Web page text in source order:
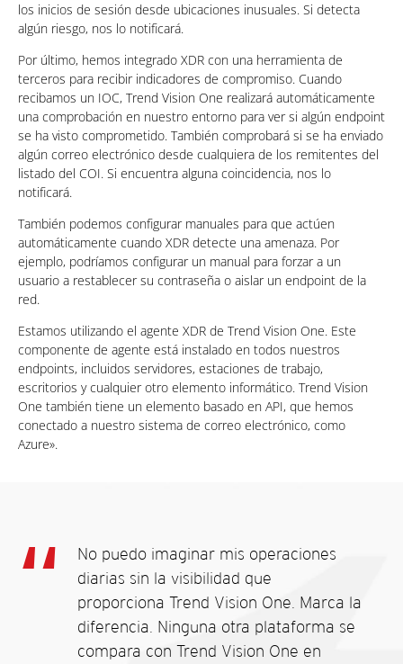
los inicios de sesión desde ubicaciones inusuales. Si detecta
algún riesgo, nos lo notificará.
Por último, hemos integrado XDR con una herramienta de
terceros para recibir indicadores de compromiso. Cuando
recibamos un IOC, Trend Vision One realizará automáticamente
una comprobación en nuestro entorno para ver si algún endpoint
se ha visto comprometido. También comprobará si se ha enviado
algún correo electrónico desde cualquiera de los remitentes del
listado del COI. Si encuentra alguna coincidencia, nos lo
notificará.
También podemos configurar manuales para que actúen
automáticamente cuando XDR detecte una amenaza. Por
ejemplo, podríamos configurar un manual para forzar a un
usuario a restablecer su contraseña o aislar un endpoint de la
red.
Estamos utilizando el agente XDR de Trend Vision One. Este
componente de agente está instalado en todos nuestros
endpoints, incluidos servidores, estaciones de trabajo,
escritorios y cualquier otro elemento informático. Trend Vision
One también tiene un elemento basado en API, que hemos
conectado a nuestro sistema de correo electrónico, como
Azure».
No puedo imaginar mis operaciones
diarias sin la visibilidad que
proporciona Trend Vision One. Marca la
diferencia. Ninguna otra plataforma se
compara con Trend Vision One en